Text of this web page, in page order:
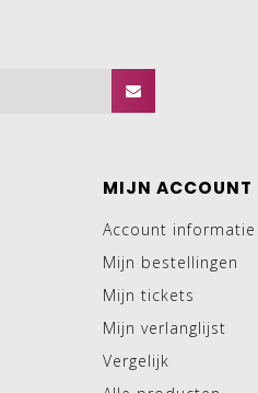
MIJN ACCOUNT
Account informatie
Mijn bestellingen
Mijn tickets
Mijn verlanglijst
Vergelijk